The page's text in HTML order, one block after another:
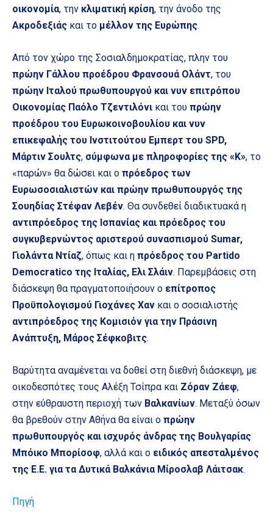
οικονομία, την κλιματική κρίση, την άνοδο της
Ακροδεξιάς και το μέλλον της Ευρώπης.
Από τον χώρο της Σοσιαλδημοκρατίας, πλην του
πρώην Γάλλου προέδρου Φρανσουά Ολάντ, του
πρώην Ιταλού πρωθυπουργού και νυν επιτρόπου
Οικονομίας Παόλο Τζεντιλόνι και του πρώην
προέδρου του Ευρωκοινοβουλίου και νυν
επικεφαλής του Ινστιτούτου Εμπερτ του SPD,
Μάρτιν Σουλτς, σύμφωνα με πληροφορίες της «Κ», το
«παρών» θα δώσει και ο πρόεδρος των
Ευρωσοσιαλιστών και πρώην πρωθυπουργός της
Σουηδίας Στέφαν Λεβέν. Θα συνδεθεί διαδικτυακά η
αντιπρόεδρος της Ισπανίας και πρόεδρος του
συγκυβερνώντος αριστερού συνασπισμού Sumar,
Γιολάντα Ντίαζ, όπως και η πρόεδρος του Partido
Democratico της Ιταλίας, Ελι Σλάιν. Παρεμβάσεις στη
διάσκεψη θα πραγματοποιήσουν ο επίτροπος
Προϋπολογισμού Γιοχάνες Χαν και ο σοσιαλιστής
αντιπρόεδρος της Κομισιόν για την Πράσινη
Ανάπτυξη, Μάρος Σέφκοβιτς.
Βαρύτητα αναμένεται να δοθεί στη διεθνή διάσκεψη, με
οικοδεσπότες τους Αλέξη Τσίπρα και Ζόραν Ζάεφ,
στην εύθραυστη περιοχή των Βαλκανίων. Mεταξύ όσων
θα βρεθούν στην Αθήνα θα είναι ο πρώην
πρωθυπουργός και ισχυρός άνδρας της Βουλγαρίας
Μπόικο Μπορίσοφ, αλλά και ο ειδικός απεσταλμένος
της Ε.Ε. για τα Δυτικά Βαλκάνια Μίροσλαβ Λάιτσακ.
Πηγή